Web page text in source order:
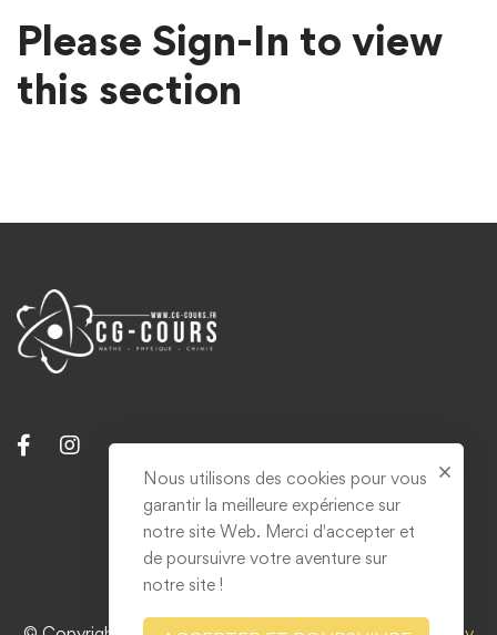
Please Sign-In to view
this section
Contact
Mentions légales & RGPD
Nous utilisons des cookies pour vous
garantir la meilleure expérience sur
notre site Web. Merci d'accepter et
de poursuivre votre aventure sur
notre site !